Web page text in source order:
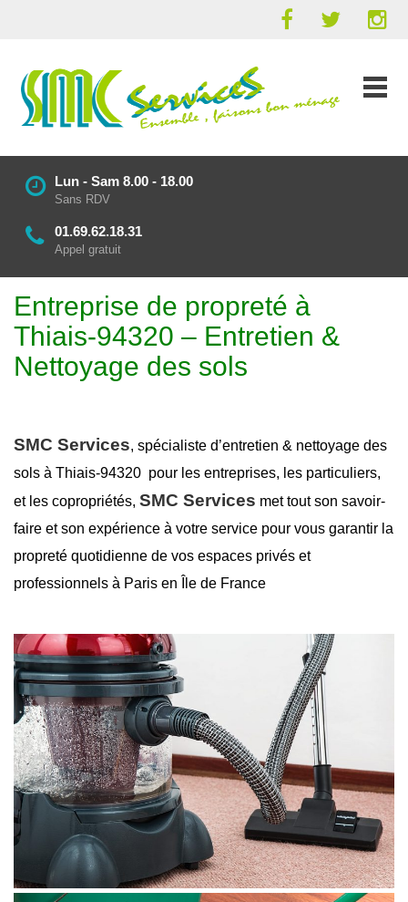
Lun - Sam 8.00 - 18.00
Sans RDV
01.69.62.18.31
Appel gratuit
Entreprise de propreté à
Thiais-94320 – Entretien &
Nettoyage des sols
SMC Services, spécialiste d’entretien & nettoyage des
sols à Thiais-94320 pour les entreprises, les particuliers,
et les copropriétés, SMC Services met tout son savoir-
faire et son expérience à votre service pour vous garantir la
propreté quotidienne de vos espaces privés et
professionnels à Paris en Île de France